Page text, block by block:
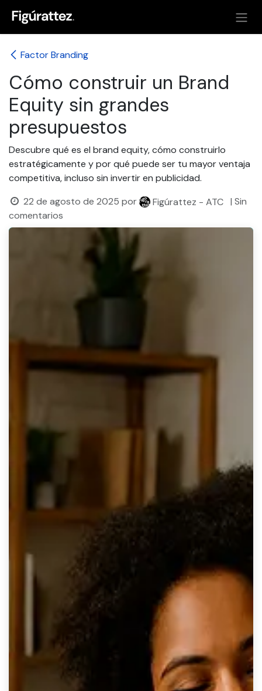
Factor Branding
Cómo construir un Brand
Equity sin grandes
presupuestos
Descubre qué es el brand equity, cómo construirlo
estratégicamente y por qué puede ser tu mayor ventaja
competitiva, incluso sin invertir en publicidad.
22 de agosto de 2025 por Figúrattez - ATC | Sin
comentarios